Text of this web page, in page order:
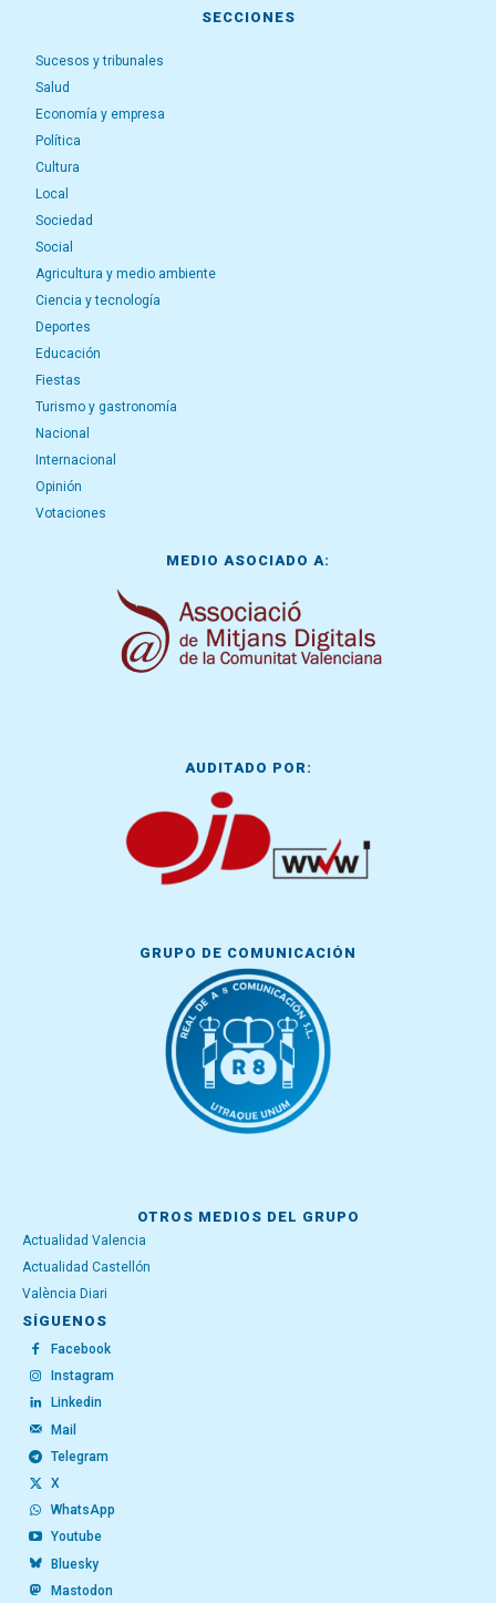
SECCIONES
Sucesos y tribunales
Salud
Economía y empresa
Política
Cultura
Local
Sociedad
Social
Agricultura y medio ambiente
Ciencia y tecnología
Deportes
Educación
Fiestas
Turismo y gastronomía
Nacional
Internacional
Opinión
Votaciones
MEDIO ASOCIADO A:
AUDITADO POR:
GRUPO DE COMUNICACIÓN
OTROS MEDIOS DEL GRUPO
Actualidad Valencia
Actualidad Castellón
València Diari
SÍGUENOS
Facebook
Instagram
Linkedin
Mail
Telegram
X
WhatsApp
Youtube
Bluesky
Mastodon